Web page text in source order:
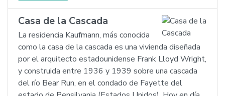
Casa de la Cascada
La residencia Kaufmann, más conocida
como la casa de la cascada es una vivienda diseñada
por el arquitecto estadounidense Frank Lloyd Wright,
y construida entre 1936 y 1939 sobre una cascada
del río Bear Run, en el condado de Fayette del